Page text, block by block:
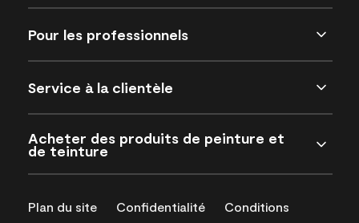
Pour les professionnels
Service à la clientèle
Acheter des produits de peinture et
de teinture
Plan du site Confidentialité
Conditions